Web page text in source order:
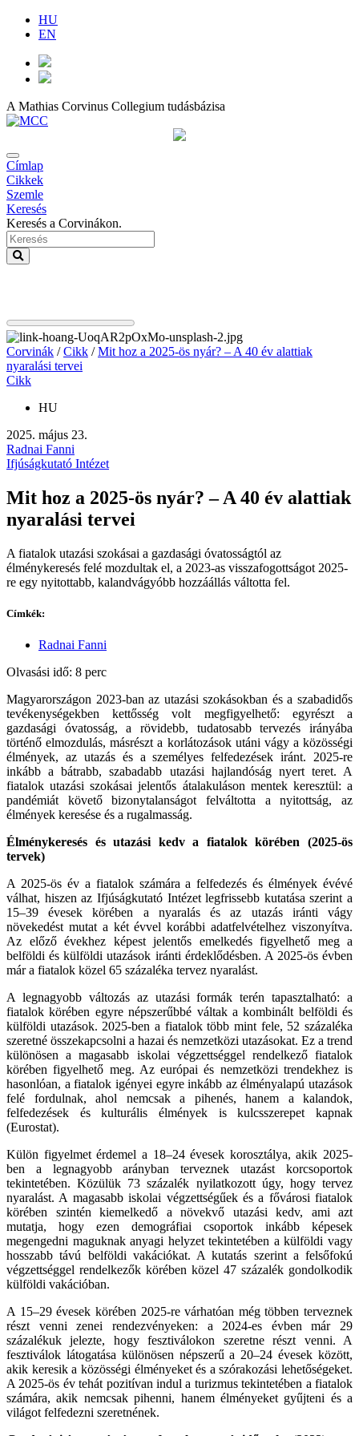
HU
EN
A Mathias Corvinus Collegium tudásbázisa
Címlap
Cikkek
Szemle
Keresés
Keresés a Corvinákon.
Corvinák /Cikk /Mit hoz a 2025-ös nyár? – A 40 év alattiak
nyaralási tervei
Cikk
HU
2025. május 23.
Radnai Fanni
Ifjúságkutató Intézet
Mit hoz a 2025-ös nyár? – A 40 év alattiak
nyaralási tervei
A fiatalok utazási szokásai a gazdasági óvatosságtól az
élménykeresés felé mozdultak el, a 2023-as visszafogottságot 2025-
re egy nyitottabb, kalandvágyóbb hozzáállás váltotta fel.
Címkék:
Radnai Fanni
Olvasási idő: 8 perc
Magyarországon 2023-ban az utazási szokásokban és a szabadidős
tevékenységekben kettősség volt megfigyelhető: egyrészt a
gazdasági óvatosság, a rövidebb, tudatosabb tervezés irányába
történő elmozdulás, másrészt a korlátozások utáni vágy a közösségi
élmények, az utazás és a személyes felfedezések iránt. 2025-re
inkább a bátrabb, szabadabb utazási hajlandóság nyert teret. A
fiatalok utazási szokásai jelentős átalakuláson mentek keresztül: a
pandémiát követő bizonytalanságot felváltotta a nyitottság, az
élmények keresése és a rugalmasság.
Élménykeresés és utazási kedv a fiatalok körében (2025-ös
tervek)
A 2025-ös év a fiatalok számára a felfedezés és élmények évévé
válhat, hiszen az Ifjúságkutató Intézet legfrissebb kutatása szerint a
15–39 évesek körében a nyaralás és az utazás iránti vágy
növekedést mutat a két évvel korábbi adatfelvételhez viszonyítva.
Az előző évekhez képest jelentős emelkedés figyelhető meg a
belföldi és külföldi utazások iránti érdeklődésben. A 2025-ös évben
már a fiatalok közel 65 százaléka tervez nyaralást.
A legnagyobb változás az utazási formák terén tapasztalható: a
fiatalok körében egyre népszerűbbé váltak a kombinált belföldi és
külföldi utazások. 2025-ben a fiatalok több mint fele, 52 százaléka
szeretné összekapcsolni a hazai és nemzetközi utazásokat. Ez a trend
különösen a magasabb iskolai végzettséggel rendelkező fiatalok
körében figyelhető meg. Az európai és nemzetközi trendekhez is
hasonlóan, a fiatalok igényei egyre inkább az élményalapú utazások
felé fordulnak, ahol nemcsak a pihenés, hanem a kalandok,
felfedezések és kulturális élmények is kulcsszerepet kapnak
(Eurostat).
Külön figyelmet érdemel a 18–24 évesek korosztálya, akik 2025-
ben a legnagyobb arányban terveznek utazást korcsoportok
tekintetében. Közülük 73 százalék nyilatkozott úgy, hogy tervez
nyaralást. A magasabb iskolai végzettségűek és a fővárosi fiatalok
körében szintén kiemelkedő a növekvő utazási kedv, ami azt
mutatja, hogy ezen demográfiai csoportok inkább képesek
megengedni maguknak anyagi helyzet tekintetében a külföldi vagy
hosszabb távú belföldi vakációkat. A kutatás szerint a felsőfokú
végzettséggel rendelkezők körében közel 47 százalék gondolkodik
külföldi vakációban.
A 15–29 évesek körében 2025-re várhatóan még többen terveznek
részt venni zenei rendezvényeken: a 2024-es évben már 29
százalékuk jelezte, hogy fesztiválokon szeretne részt venni. A
fesztiválok látogatása különösen népszerű a 20–24 évesek között,
akik keresik a közösségi élményeket és a szórakozási lehetőségeket.
A 2025-ös év tehát pozitívan indul a turizmus tekintetében a fiatalok
számára, akik nemcsak pihenni, hanem élményeket gyűjteni és a
világot felfedezni szeretnének.